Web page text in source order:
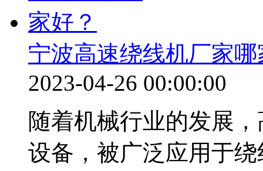
宁波高速绕线机厂家
2023-04-26 00:00:00
随着机械行业的发展
设备，被广泛应用于